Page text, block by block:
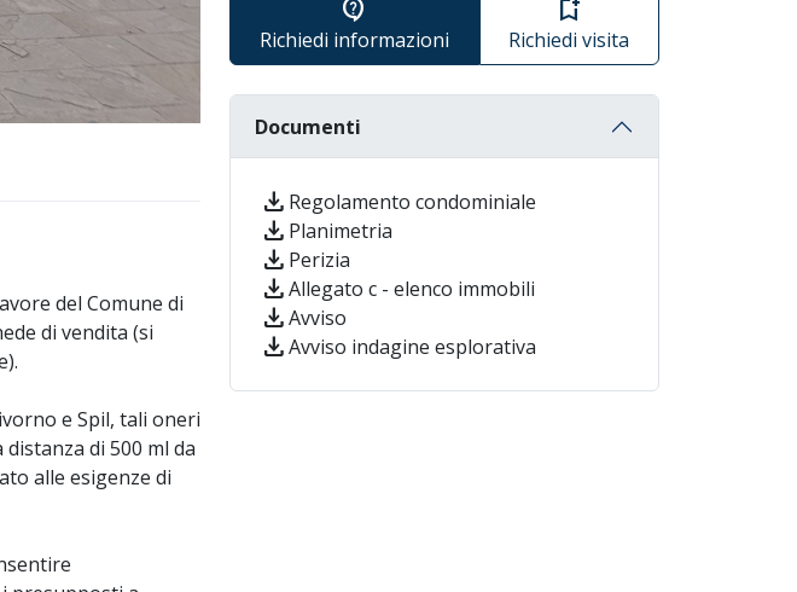
del Comune di
di vendita (si
e Spil, tali oneri
di 500 ml da
alle esigenze di
contact_support
Richiedi informazioni
bookmark_add
Richiedi visita
Documenti
download Regolamento condominiale
download Planimetria
download Perizia
downloadAllegato c - elenco immobili
downloadAvviso
downloadAvviso indagine esplorativa